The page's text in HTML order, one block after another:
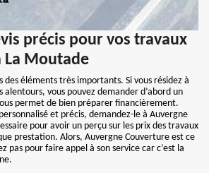
précis pour vos travaux
La Moutade
des éléments très importants. Si vous résidez à
alentours, vous pouvez demander d’abord un
permet de bien préparer financièrement.
et précis, demandez-le à Auvergne
pour avoir un perçu sur les prix des travaux
prestation. Alors, Auvergne Couverture est ce
pas pour faire appel à son service car c’est la